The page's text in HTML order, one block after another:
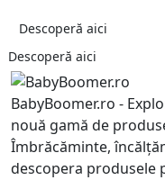
Descoperă aici
Descoperă aici
BabyBoomer.ro -
nouă gamă de
Îmbrăcăminte,
descopera produsele